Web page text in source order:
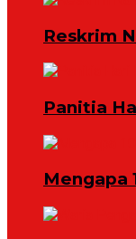
Reskrim
Panitia
Mengapa